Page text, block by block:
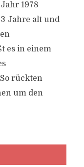
1978
Jahre alt und
es in einem
rückten
um den